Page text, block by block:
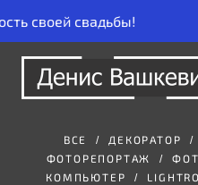
своей свадьбы!
ВСЕ ДЕКОРАТОР
ФОТОРЕПОРТАЖ
КОМПЬЮТЕР